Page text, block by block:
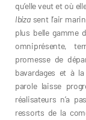
qu’elle veut et où
Ibizasent l’air
plus belle gamme
omniprésente,
promesse de
bavardages et à
parole laisse
réalisateurs n’a
ressorts de la